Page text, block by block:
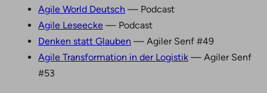
Agile World Deutsch — Podcast
Agile Leseecke — Podcast
Denken statt Glauben — Agiler Senf #49
Agile Transformation in der Logistik — Agiler Senf
#53